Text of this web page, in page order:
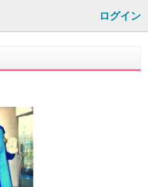
ログイン